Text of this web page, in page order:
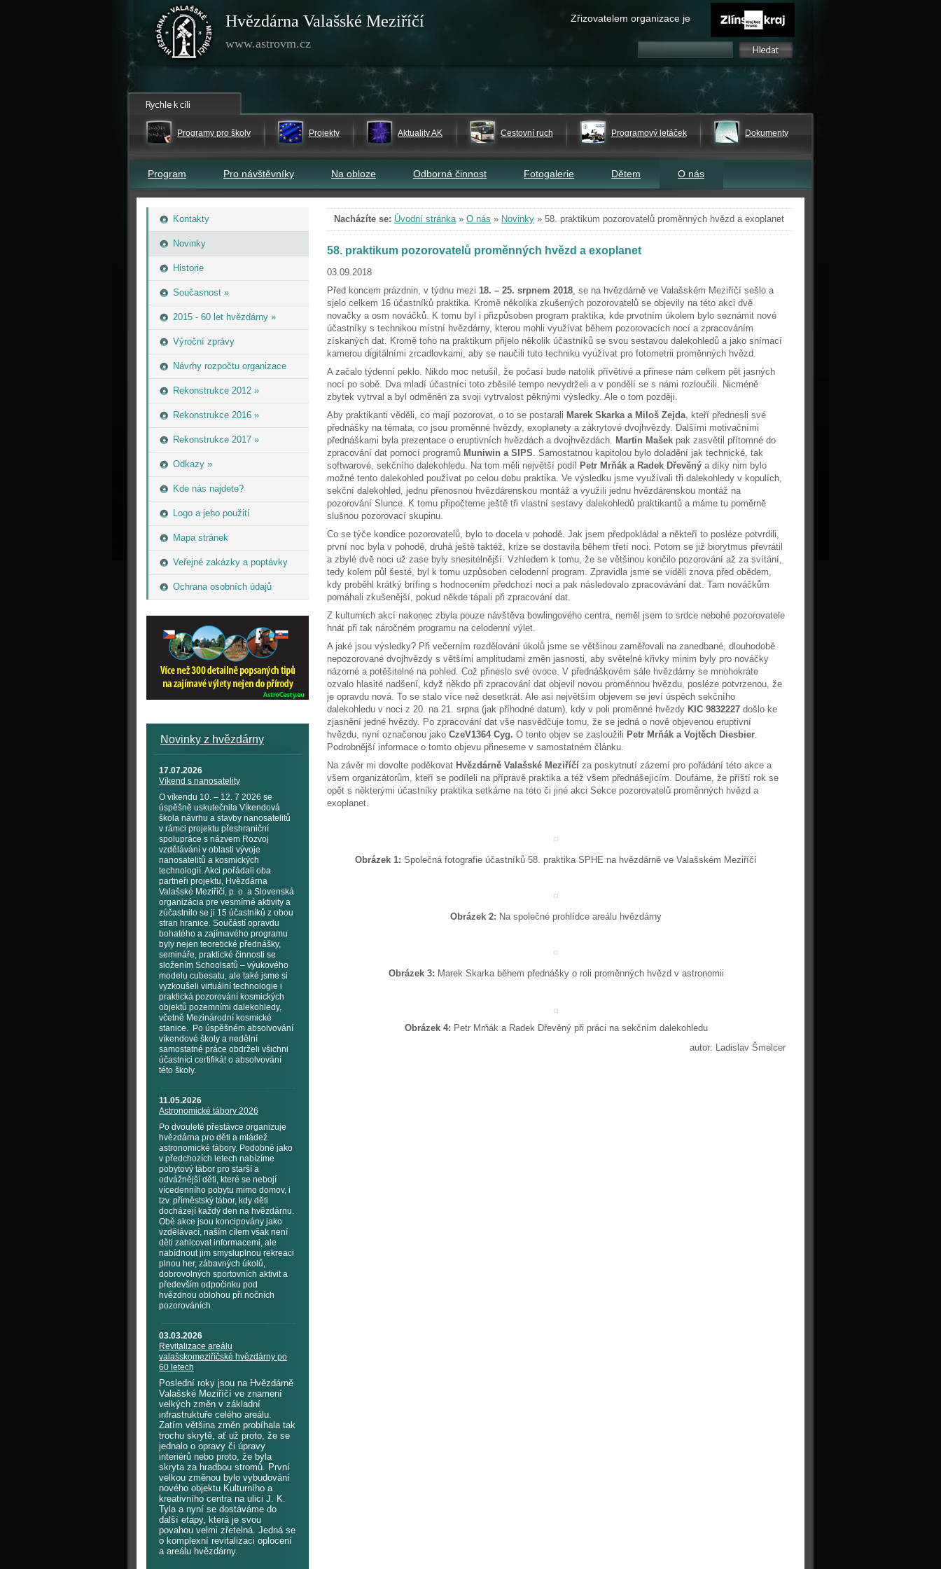
Hvězdárna Valašské Meziříčí
www.astrovm.cz
Zřizovatelem organizace je
Programy pro školy Projekty Aktuality AK Cestovní ruch Programový letáček Dokumenty
Program Pro návštěvníky Na obloze Odborná činnost Fotogalerie Dětem O nás
Kontakty
Novinky
Historie
Současnost »
2015 - 60 let hvězdárny »
Výroční zprávy
Návrhy rozpočtu organizace
Rekonstrukce 2012 »
Rekonstrukce 2016 »
Rekonstrukce 2017 »
Odkazy »
Kde nás najdete?
Logo a jeho použití
Mapa stránek
Veřejné zakázky a poptávky
Ochrana osobních údajů
Novinky z hvězdárny
17.07.2026
Víkend s nanosatelity
O víkendu 10. – 12. 7 2026 se
úspěšně uskutečnila Víkendová
škola návrhu a stavby nanosatelitů
v rámci projektu přeshraniční
spolupráce s názvem Rozvoj
vzdělávání v oblasti vývoje
nanosatelitů a kosmických
technologií. Akci pořádali oba
partneři projektu, Hvězdárna
Valašské Meziříčí, p. o. a Slovenská
organizácia pre vesmírné aktivity a
zúčastnilo se ji 15 účastníků z obou
stran hranice. Součástí opravdu
bohatého a zajímavého programu
byly nejen teoretické přednášky,
semináře, praktické činnosti se
složením Schoolsatů – výukového
modelu cubesatu, ale také jsme si
vyzkoušeli virtuální technologie i
praktická pozorování kosmických
objektů pozemními dalekohledy,
včetně Mezinárodní kosmické
stanice. Po úspěšném absolvování
víkendové školy a nedělní
samostatné práce obdrželi všichni
účastníci certifikát o absolvování
této školy.
11.05.2026
Astronomické tábory 2026
Po dvouleté přestávce organizuje
hvězdárna pro děti a mládež
astronomické tábory. Podobně jako
v předchozích letech nabízíme
pobytový tábor pro starší a
odvážnější děti, které se nebojí
vícedenního pobytu mimo domov, i
tzv. příměstský tábor, kdy děti
docházejí každý den na hvězdárnu.
Obě akce jsou koncipovány jako
vzdělávací, naším cílem však není
děti zahlcovat informacemi, ale
nabídnout jim smysluplnou rekreaci
plnou her, zábavných úkolů,
dobrovolných sportovních aktivit a
především odpočinku pod
hvězdnou oblohou při nočních
pozorováních.
03.03.2026
Revitalizace areálu
valašskomeziříčské hvězdárny po
60 letech
Poslední roky jsou na Hvězdárně
Valašské Meziříčí ve znamení
velkých změn v základní
infrastruktuře celého areálu.
Zatím většina změn probíhala tak
trochu skrytě, ať už proto, že se
jednalo o opravy či úpravy
interiérů nebo proto, že byla
skryta za hradbou stromů. První
velkou změnou bylo vybudování
nového objektu Kulturního a
kreativního centra na ulici J. K.
Tyla a nyní se dostáváme do
další etapy, která je svou
povahou velmi zřetelná. Jedná se
o komplexní revitalizaci oplocení
a areálu hvězdárny.
Nacházíte se: Úvodní stránka» O nás » Novinky » 58. praktikum pozorovatelů proměnných hvězd a exoplanet
58. praktikum pozorovatelů proměnných hvězd a exoplanet
03.09.2018
Před koncem prázdnin, v týdnu mezi 18. – 25. srpnem 2018, se na hvězdárně ve Valašském Meziříčí sešlo a
sjelo celkem 16 účastníků praktika. Kromě několika zkušených pozorovatelů se objevily na této akci dvě
novačky a osm nováčků. K tomu byl i přizpůsoben program praktika, kde prvotním úkolem bylo seznámit nové
účastníky s technikou místní hvězdárny, kterou mohli využívat během pozorovacích nocí a zpracováním
získaných dat. Kromě toho na praktikum přijelo několik účastníků se svou sestavou dalekohledů a jako snímací
kamerou digitálními zrcadlovkami, aby se naučili tuto techniku využívat pro fotometrii proměnných hvězd.
A začalo týdenní peklo. Nikdo moc netušil, že počasí bude natolik přívětivé a přinese nám celkem pět jasných
nocí po sobě. Dva mladí účastníci toto zběsilé tempo nevydrželi a v pondělí se s námi rozloučili. Nicméně
zbytek vytrval a byl odměněn za svoji vytrvalost pěknými výsledky. Ale o tom později.
Aby praktikanti věděli, co mají pozorovat, o to se postarali Marek Skarka a Miloš Zejda, kteří přednesli své
přednášky na témata, co jsou proměnné hvězdy, exoplanety a zákrytové dvojhvězdy. Dalšími motivačními
přednáškami byla prezentace o eruptivních hvězdách a dvojhvězdách. Martin Mašek pak zasvětil přítomné do
zpracování dat pomocí programů Muniwin a SIPS. Samostatnou kapitolou bylo doladění jak technické, tak
softwarové, sekčního dalekohledu. Na tom měli největší podíl Petr Mrňák a Radek Dřevěný a díky nim bylo
možné tento dalekohled používat po celou dobu praktika. Ve výsledku jsme využívali tři dalekohledy v kopulích,
sekční dalekohled, jednu přenosnou hvězdárenskou montáž a využili jednu hvězdárenskou montáž na
pozorování Slunce. K tomu připočteme ještě tři vlastní sestavy dalekohledů praktikantů a máme tu poměrně
slušnou pozorovací skupinu.
Co se týče kondice pozorovatelů, bylo to docela v pohodě. Jak jsem předpokládal a někteří to posléze potvrdili,
první noc byla v pohodě, druhá ještě taktéž, krize se dostavila během třetí noci. Potom se již biorytmus převrátil
a zbylé dvě noci už zase byly snesitelnější. Vzhledem k tomu, že se většinou končilo pozorování až za svítání,
tedy kolem půl šesté, byl k tomu uzpůsoben celodenní program. Zpravidla jsme se viděli znova před obědem,
kdy proběhl krátký brífing s hodnocením předchozí noci a pak následovalo zpracovávání dat. Tam nováčkům
pomáhali zkušenější, pokud někde tápali při zpracování dat.
Z kulturních akcí nakonec zbyla pouze návštěva bowlingového centra, neměl jsem to srdce nebohé pozorovatele
hnát při tak náročném programu na celodenní výlet.
A jaké jsou výsledky? Při večerním rozdělování úkolů jsme se většinou zaměřovali na zanedbané, dlouhodobě
nepozorované dvojhvězdy s většími amplitudami změn jasnosti, aby světelné křivky minim byly pro nováčky
názorné a potěšitelné na pohled. Což přineslo své ovoce. V přednáškovém sále hvězdárny se mnohokráte
ozvalo hlasité nadšení, když někdo při zpracování dat objevil novou proměnnou hvězdu, posléze potvrzenou, že
je opravdu nová. To se stalo více než desetkrát. Ale asi největším objevem se jeví úspěch sekčního
dalekohledu v noci z 20. na 21. srpna (jak příhodné datum), kdy v poli proměnné hvězdy KIC 9832227 došlo ke
zjasnění jedné hvězdy. Po zpracování dat vše nasvědčuje tomu, že se jedná o nově objevenou eruptivní
hvězdu, nyní označenou jako CzeV1364 Cyg. O tento objev se zasloužili Petr Mrňák a Vojtěch Diesbier.
Podrobnější informace o tomto objevu přineseme v samostatném článku.
Na závěr mi dovolte poděkovat Hvězdárně Valašské Meziříčí za poskytnutí zázemí pro pořádání této akce a
všem organizátorům, kteří se podíleli na přípravě praktika a též všem přednášejícím. Doufáme, že příští rok se
opět s některými účastníky praktika setkáme na této či jiné akci Sekce pozorovatelů proměnných hvězd a
exoplanet.
Obrázek 1: Společná fotografie účastníků 58. praktika SPHE na hvězdárně ve Valašském Meziříčí
Obrázek 2: Na společné prohlídce areálu hvězdárny
Obrázek 3: Marek Skarka během přednášky o roli proměnných hvězd v astronomii
Obrázek 4: Petr Mrňák a Radek Dřevěný při práci na sekčním dalekohledu
autor: Ladislav Šmelcer